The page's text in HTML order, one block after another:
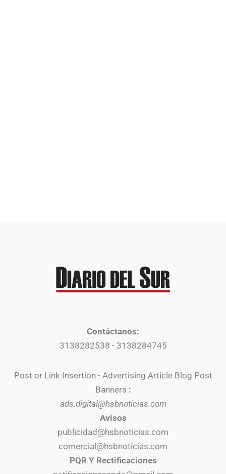
Contáctanos:
3138282538 - 3138284745
Post or Link Insertion - Advertising Article Blog Post
Banners :
ads.digital@hsbnoticias.com
Avisos
publicidad@hsbnoticias.com
comercial@hsbnoticias.com
PQR Y Rectificaciones